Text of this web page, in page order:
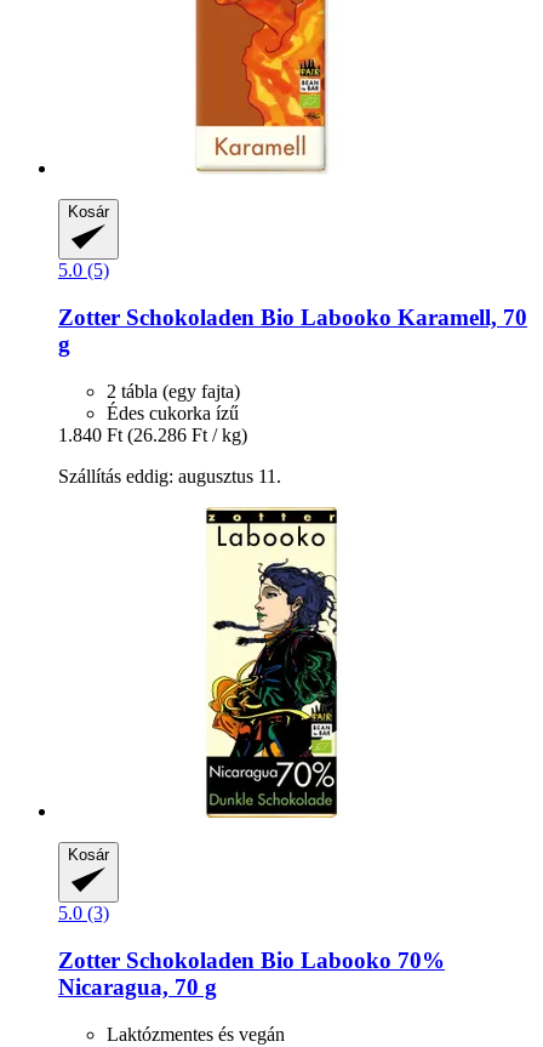
Kosár
5.0 (5)
Zotter Schokoladen Bio Labooko Karamell, 70
g
2 tábla (egy fajta)
Édes cukorka ízű
1.840 Ft (26.286 Ft / kg)
Szállítás eddig: augusztus 11.
Kosár
5.0 (3)
Zotter Schokoladen Bio Labooko 70%
Nicaragua, 70 g
Laktózmentes és vegán